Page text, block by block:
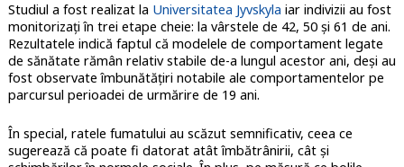
Studiul a fost realizat la Universitatea Jyvskyla iar indivizii au fost
monitorizați în trei etape cheie: la vârstele de 42, 50 și 61 de ani.
Rezultatele indică faptul că modelele de comportament legate
de sănătate rămân relativ stabile de-a lungul acestor ani, deși au
fost observate îmbunătățiri notabile ale comportamentelor pe
parcursul perioadei de urmărire de 19 ani.
În special, ratele fumatului au scăzut semnificativ, ceea ce
sugerează că poate fi datorat atât îmbătrânirii, cât și